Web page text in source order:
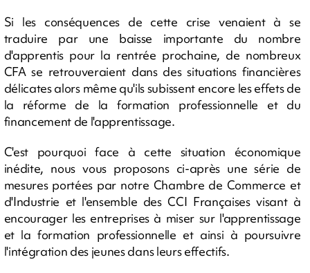
Si les conséquences de cette crise venaient à se
traduire par une baisse importante du nombre
d'apprentis pour la rentrée prochaine, de nombreux
CFA se retrouveraient dans des situations financières
délicates alors même qu'ils subissent encore les effets de
la réforme de la formation professionnelle et du
financement de l'apprentissage.
C'est pourquoi face à cette situation économique
inédite, nous vous proposons ci-après une série de
mesures portées par notre Chambre de Commerce et
d'Industrie et l'ensemble des CCI Françaises visant à
encourager les entreprises à miser sur l'apprentissage
et la formation professionnelle et ainsi à poursuivre
l'intégration des jeunes dans leurs effectifs.